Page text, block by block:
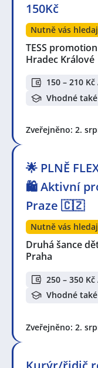
150Kč
Nutně vás
TESS
Hradec Králové
150 – 210
Vhodné
Zveřejněno: 2.
🌟 PLNĚ
🛍️ Aktivní
Praze 🇨🇿
Nutně vás
Druhá šance
Praha
250 – 350
Vhodné
Zveřejněno: 2.